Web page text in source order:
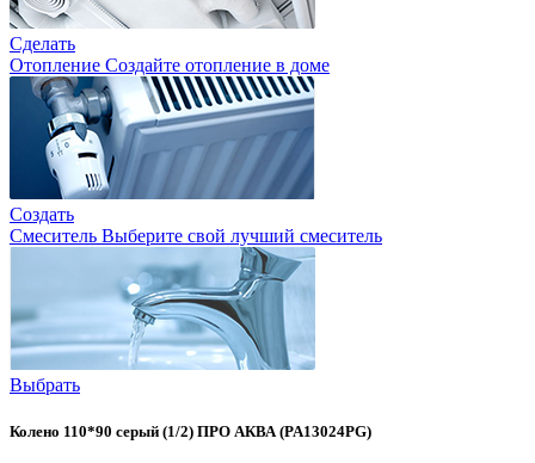
Сделать
Отопление Создайте отопление в доме
Создать
Смеситель Выберите свой лучший смеситель
Выбрать
Колено 110*90 серый (1/2) ПРО АКВА (PA13024PG)